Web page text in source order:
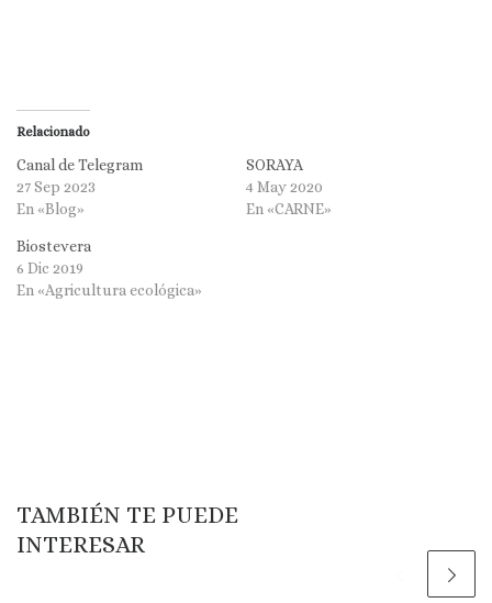
Relacionado
Canal de Telegram
27 Sep 2023
En «Blog»
SORAYA
4 May 2020
En «CARNE»
Biostevera
6 Dic 2019
En «Agricultura ecológica»
TAMBIÉN TE PUEDE
INTERESAR